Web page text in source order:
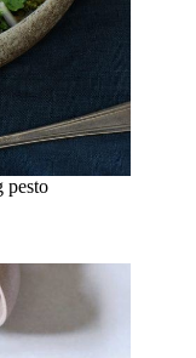
pesto